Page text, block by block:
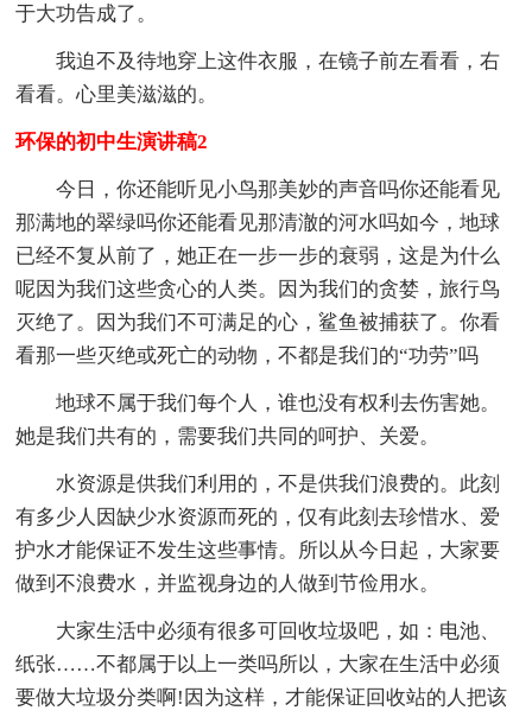
于大功告成了。
我迫不及待地穿上这件衣服，在镜子前左看看，右
看看。心里美滋滋的。
环保的初中生演讲稿2
今日，你还能听见小鸟那美妙的声音吗你还能看见
那满地的翠绿吗你还能看见那清澈的河水吗如今，地球
已经不复从前了，她正在一步一步的衰弱，这是为什么
呢因为我们这些贪心的人类。因为我们的贪婪，旅行鸟
灭绝了。因为我们不可满足的心，鲨鱼被捕获了。你看
看那一些灭绝或死亡的动物，不都是我们的“功劳”吗
地球不属于我们每个人，谁也没有权利去伤害她。
她是我们共有的，需要我们共同的呵护、关爱。
水资源是供我们利用的，不是供我们浪费的。此刻
有多少人因缺少水资源而死的，仅有此刻去珍惜水、爱
护水才能保证不发生这些事情。所以从今日起，大家要
做到不浪费水，并监视身边的人做到节俭用水。
大家生活中必须有很多可回收垃圾吧，如：电池、
纸张……不都属于以上一类吗所以，大家在生活中必须
要做大垃圾分类啊!因为这样，才能保证回收站的人把该